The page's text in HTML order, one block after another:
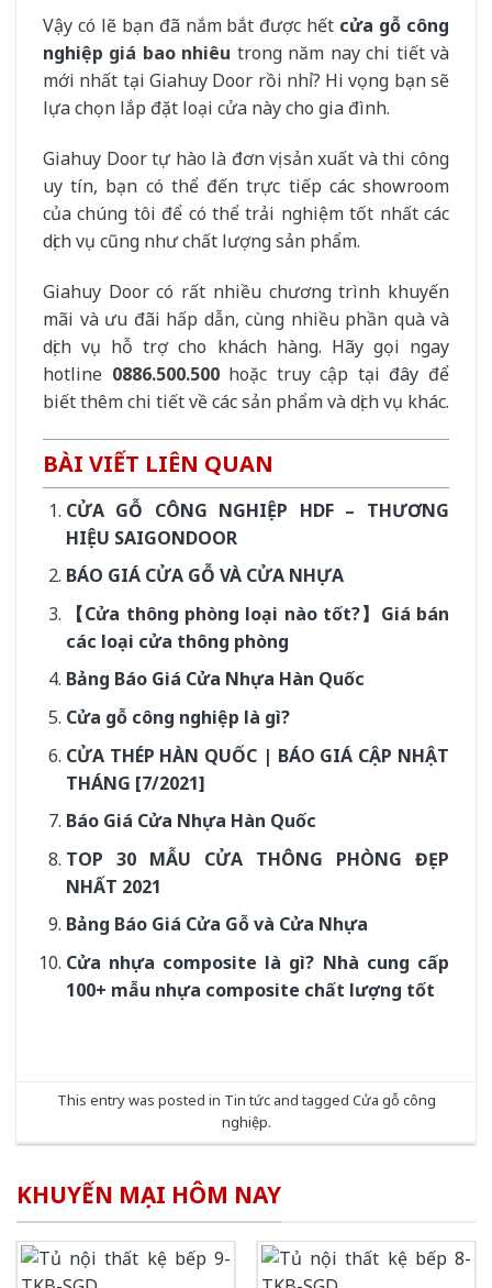
Vậy có lẽ bạn đã nắm bắt được hết cửa gỗ công
nghiệp giá bao nhiêu trong năm nay chi tiết và
mới nhất tại Giahuy Door rồi nhỉ? Hi vọng bạn sẽ
lựa chọn lắp đặt loại cửa này cho gia đình.
Giahuy Door tự hào là đơn vị sản xuất và thi công
uy tín, bạn có thể đến trực tiếp các showroom
của chúng tôi để có thể trải nghiệm tốt nhất các
dịch vụ cũng như chất lượng sản phẩm.
Giahuy Door có rất nhiều chương trình khuyến
mãi và ưu đãi hấp dẫn, cùng nhiều phần quà và
dịch vụ hỗ trợ cho khách hàng. Hãy gọi ngay
hotline 0886.500.500hoặc truy cập tại đây để
biết thêm chi tiết về các sản phẩm và dịch vụ khác.
BÀI VIẾT LIÊN QUAN
CỬA GỖ CÔNG NGHIỆP HDF – THƯƠNG
HIỆU SAIGONDOOR
BÁO GIÁ CỬA GỖ VÀ CỬA NHỰA
【Cửa thông phòng loại nào tốt?】Giá bán
các loại cửa thông phòng
Bảng Báo Giá Cửa Nhựa Hàn Quốc
Cửa gỗ công nghiệp là gì?
CỬA THÉP HÀN QUỐC | BÁO GIÁ CẬP NHẬT
THÁNG [7/2021]
Báo Giá Cửa Nhựa Hàn Quốc
TOP 30 MẪU CỬA THÔNG PHÒNG ĐẸP
NHẤT 2021
Bảng Báo Giá Cửa Gỗ và Cửa Nhựa
Cửa nhựa composite là gì? Nhà cung cấp
100+ mẫu nhựa composite chất lượng tốt
This entry was posted in Tin tứcand tagged Cửa gỗ công
nghiệp.
KHUYẾN MẠI HÔM NAY